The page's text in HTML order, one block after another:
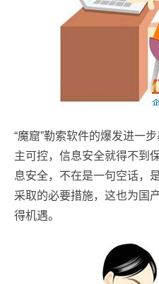
“魔窟”勒索软件的爆发进一
主可控，信息安全就得不到
息安全，不在是一句空话，
采取的必要措施，这也为国
得机遇。